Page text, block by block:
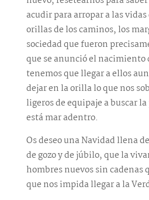
acudir para arropar a las
orillas de los caminos, los
sociedad que fueron
que se anunció el nacimiento
tenemos que llegar a ellos
dejar en la orilla lo que nos
ligeros de equipaje a buscar
está mar adentro.
Os deseo una Navidad llena
de gozo y de júbilo, que la
hombres nuevos sin cadenas
que nos impida llegar a la